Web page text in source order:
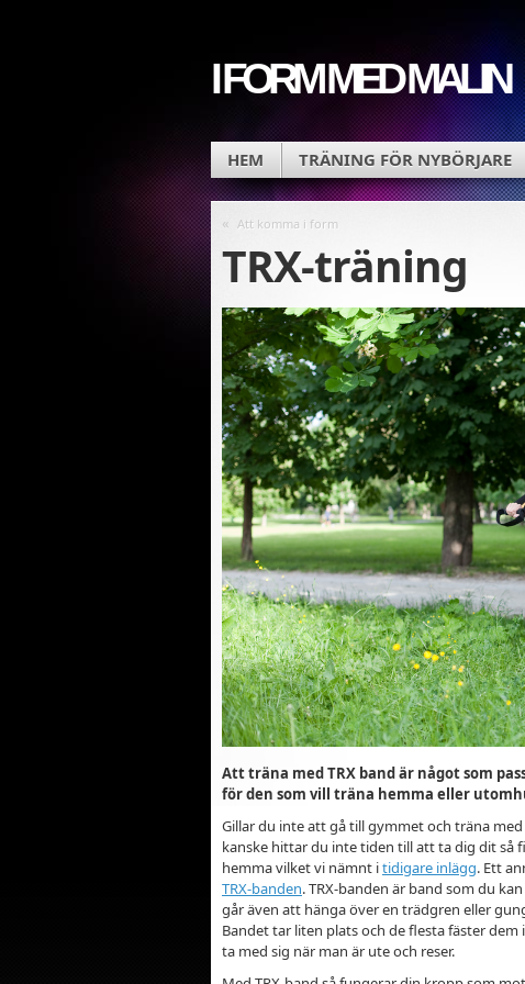
I FORM MED MALIN
HEM TRÄNING FÖR NYBÖRJARE
« Att komma i form
TRX-träning
Att träna med TRX band är något som
för den som vill träna hemma eller
Gillar du inte att gå till gymmet och träna
kanske hittar du inte tiden till att ta dig dit så
hemma vilket vi nämnt itidigare inlägg. Ett
TRX-banden. TRX-banden är band som du
går även att hänga över en trädgren eller
Bandet tar liten plats och de flesta fäster
ta med sig när man är ute och reser.